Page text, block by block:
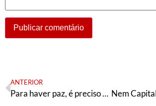
ANTERIOR
Para haver paz, é preciso derrotar os Estados Terroristas: EUA e Israel